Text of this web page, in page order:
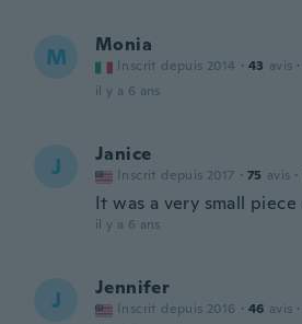
M Monia
Inscrit depuis 2014 · 43 avis ·
il y a 6 ans
J Janice
Inscrit depuis 2017 · 75 avis ·
It was a very small
il y a 6 ans
J Jennifer
Inscrit depuis 2016 · 46 avis ·